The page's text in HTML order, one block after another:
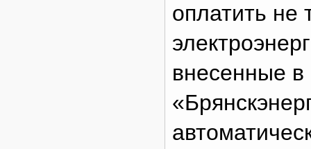
оплатить не
внесенные